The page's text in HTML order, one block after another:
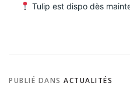
Tulip est dispo dès
PUBLIÉ DANS ACTUALITÉS